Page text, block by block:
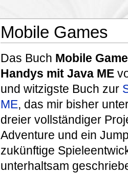
Mobile Games
Das Buch Mobile
Handys mit Java ME
und witzigste Buch zur
ME, das mir bisher
dreier vollständiger
Adventure und ein
zukünftige
unterhaltsam